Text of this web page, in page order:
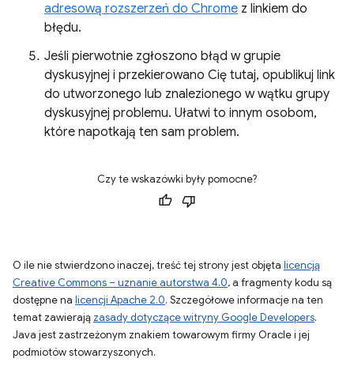
adresową rozszerzeń do Chrome z linkiem do
błędu.
Jeśli pierwotnie zgłoszono błąd w grupie
dyskusyjnej i przekierowano Cię tutaj, opublikuj link
do utworzonego lub znalezionego w wątku grupy
dyskusyjnej problemu. Ułatwi to innym osobom,
które napotkają ten sam problem.
Czy te wskazówki były pomocne?
O ile nie stwierdzono inaczej, treść tej strony jest objęta licencją
Creative Commons – uznanie autorstwa 4.0, a fragmenty kodu są
dostępne na licencji Apache 2.0. Szczegółowe informacje na ten
temat zawierają zasady dotyczące witryny Google Developers.
Java jest zastrzeżonym znakiem towarowym firmy Oracle i jej
podmiotów stowarzyszonych.